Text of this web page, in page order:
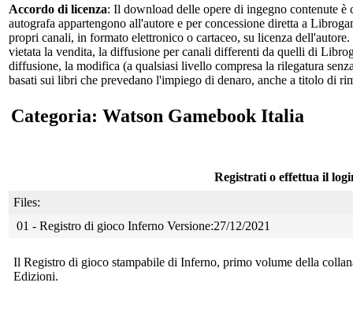
Accordo di licenza: Il download delle opere di ingegno contenute
autografa appartengono all'autore e per concessione diretta a
propri canali, in formato elettronico o cartaceo, su licenza
vietata la vendita, la diffusione per canali differenti da quelli di
diffusione, la modifica (a qualsiasi livello compresa la rilegatura
basati sui libri che prevedano l'impiego di denaro, anche a titolo di
Categoria: Watson Gamebook Italia
Registrati o effettua il
Files:
01 - Registro di gioco Inferno Versione:27/12/2021
Il Registro di gioco stampabile di Inferno, primo volume della
Edizioni.